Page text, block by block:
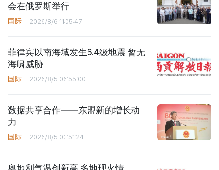
会在俄罗斯举行
国际 2026/8/6 11:05:47
菲律宾以南海域发生6.4级地震 暂无
海啸威胁
国际 2026/8/5 06:55:00
数据共享合作——东盟新的增长动
力
国际 2026/8/5 03:51:24
奥地利气温创新高 多地现火情